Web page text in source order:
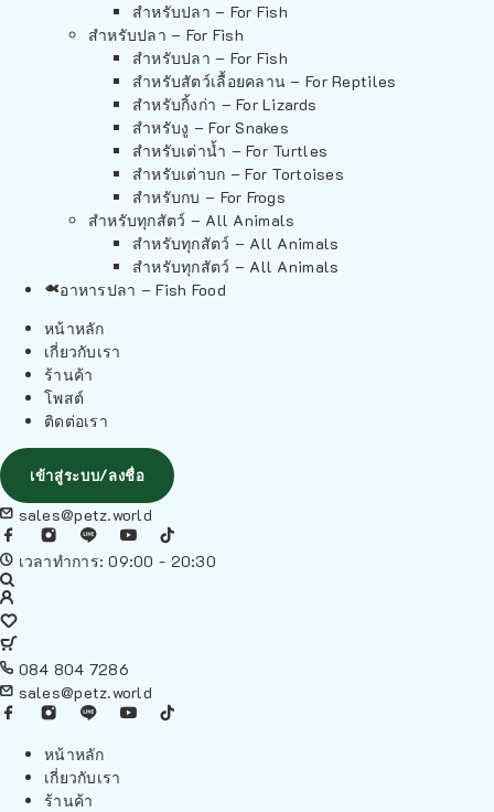
สำหรับปลา – For Fish
สำหรับปลา – For Fish
สำหรับปลา – For Fish
สำหรับสัตว์เลื้อยคลาน – For Reptiles
สำหรับกิ้งก่า – For Lizards
สำหรับงู – For Snakes
สำหรับเต่าน้ำ – For Turtles
สำหรับเต่าบก – For Tortoises
สำหรับกบ – For Frogs
สำหรับทุกสัตว์ – All Animals
สำหรับทุกสัตว์ – All Animals
สำหรับทุกสัตว์ – All Animals
อาหารปลา – Fish Food
หน้าหลัก
เกี่ยวกับเรา
ร้านค้า
โพสต์
ติดต่อเรา
เข้าสู่ระบบ/ลงชื่อ
sales@petz.world
เวลาทำการ: 09:00 - 20:30
084 804 7286
sales@petz.world
หน้าหลัก
เกี่ยวกับเรา
ร้านค้า